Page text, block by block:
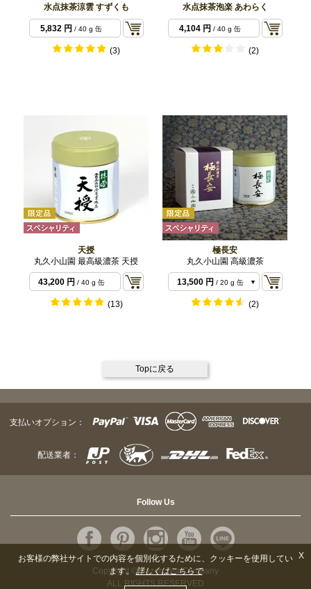
水点抹茶涼雲 すずくも
5,832 円 / 40 g 缶
(3)
水点抹茶泡楽 あわらく
4,104 円 / 40 g 缶
(2)
天授
丸久小山園 最高級濃茶 天授
43,200 円 / 40 g 缶
(13)
極長安
丸久小山園 高級濃茶
13,500 円 / 20 g 缶
26,568 円/ 40 g 缶 (2)
Topに戻る
支払いオプション：
配送業者：
Follow Us
Copyright © Sazen Tea Company
ALL RIGHTS RESERVED
X
お客様の弊社サイトでの内容を個別化するために、クッキーを使用してい
ます。詳しくはこちらで